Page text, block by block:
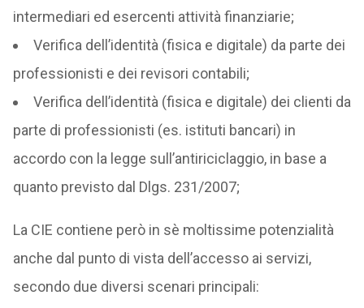
intermediari ed esercenti attività finanziarie;
Verifica dell’identità (fisica e digitale) da parte dei
professionisti e dei revisori contabili;
Verifica dell’identità (fisica e digitale) dei clienti da
parte di professionisti (es. istituti bancari) in
accordo con la legge sull’antiriciclaggio, in base a
quanto previsto dal Dlgs. 231/2007;
La CIE contiene però in sè moltissime potenzialità
anche dal punto di vista dell’accesso ai servizi,
secondo due diversi scenari principali: